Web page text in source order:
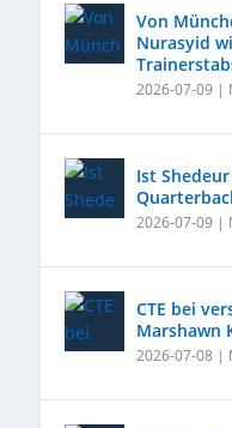
Von
Nurasyid
2026-07-09 |
Ist
2026-07-09 |
CTE bei
Marshawn
2026-07-08 |